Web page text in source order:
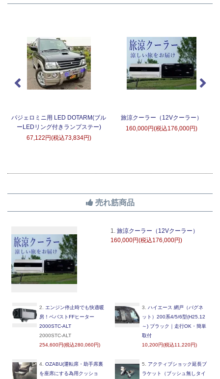
パジェロミニ用 LED DOTARM(ブル
ーLEDリング付きランプステー)
67,122円(税込73,834円)
旅涼クーラー（12Vクーラー）
160,000円(税込176,000円)
売れ筋商品
1.旅涼クーラー（12Vクーラー）
160,000円(税込176,000円)
2.
エンジン停止時でも快適暖
房！ベバストFFヒーター
2000STC-ALT
2000STC-ALT
254,600円(税込280,060円)
3.
ハイエース 網戸（バグネ
ット）200系4/5/6型(H25.12
～) ブラック｜走行OK・簡単
取付
10,200円(税込11,220円)
4. OZABU(運転席・助手席裏
を座席にする為用クッショ
5.
アクティブショック延長ブ
ラケット（ブッシュ無しタイ